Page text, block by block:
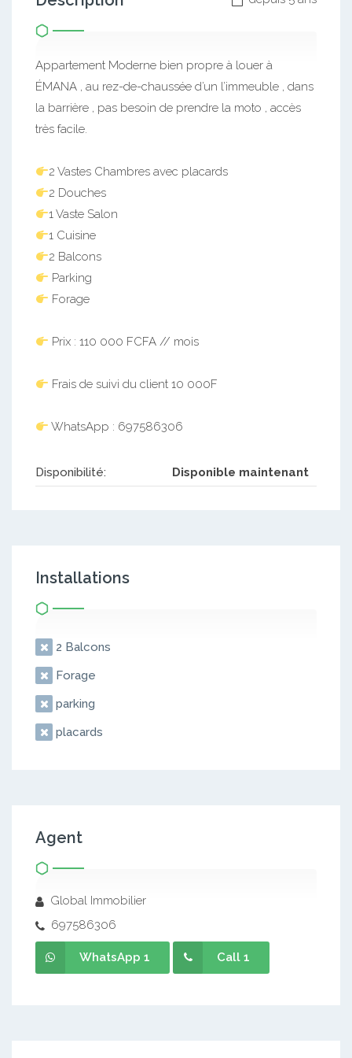
Appartement Moderne bien propre à louer à
ÉMANA , au rez-de-chaussée d’un l’immeuble , dans
la barrière , pas besoin de prendre la moto , accès
très facile.
2 Vastes Chambres avec placards
2 Douches
1 Vaste Salon
1 Cuisine
2 Balcons
Parking
Forage
Prix : 110 000 FCFA // mois
Frais de suivi du client 10 000F
WhatsApp : 697586306
Disponibilité: Disponible maintenant
Installations
2 Balcons
Forage
parking
placards
Agent
Global Immobilier
697586306
WhatsApp 1 Call 1